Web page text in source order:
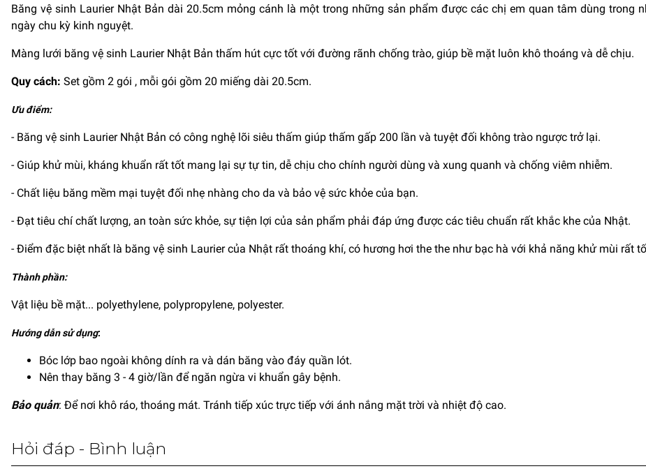
Băng vệ sinh Laurier Nhật Bản dài 20.5cm mỏng cánh là một trong những sản phẩm được các chị em quan tâm dùng trong
ngày chu kỳ kinh nguyệt.
Màng lưới băng vệ sinh Laurier Nhật Bản thấm hút cực tốt với đường rãnh chống trào, giúp bề mặt luôn khô thoáng và dễ chịu.
Quy cách: Set gồm 2 gói , mỗi gói gồm 20 miếng dài 20.5cm.
Ưu điểm:
- Băng vệ sinh Laurier Nhật Bản có công nghệ lõi siêu thấm giúp thấm gấp 200 lần và tuyệt đối không trào ngược trở lại.
- Giúp khử mùi, kháng khuẩn rất tốt mang lại sự tự tin, dễ chịu cho chính người dùng và xung quanh và chống viêm nhiễm.
- Chất liệu băng mềm mại tuyệt đối nhẹ nhàng cho da và bảo vệ sức khỏe của bạn.
- Đạt tiêu chí chất lượng, an toàn sức khỏe, sự tiện lợi của sản phẩm phải đáp ứng được các tiêu chuẩn rất khắc khe của Nhật.
- Điểm đặc biệt nhất là băng vệ sinh Laurier của Nhật rất thoáng khí, có hương hơi the the như bạc hà với khả năng khử mùi rất
Thành phần:
Vật liệu bề mặt... polyethylene, polypropylene, polyester.
Hướng dẫn sử dụng:
Bóc lớp bao ngoài không dính ra và dán băng vào đáy quần lót.
Nên thay băng 3 - 4 giờ/lần để ngăn ngừa vi khuẩn gây bệnh.
Bảo quản: Để nơi khô ráo, thoáng mát. Tránh tiếp xúc trực tiếp với ánh nắng mặt trời và nhiệt độ cao.
Hỏi đáp - Bình luận